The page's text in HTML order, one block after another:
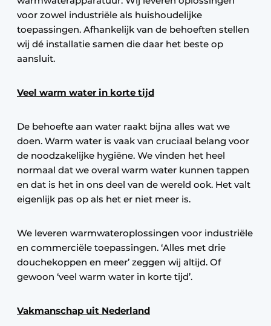
voor zowel industriële als huishoudelijke
toepassingen. Afhankelijk van de behoeften stellen
wij dé installatie samen die daar het beste op
aansluit.
Veel warm water in korte tijd
De behoefte aan water raakt bijna alles wat we
doen. Warm water is vaak van cruciaal belang voor
de noodzakelijke hygiëne. We vinden het heel
normaal dat we overal warm water kunnen tappen
en dat is het in ons deel van de wereld ook. Het valt
eigenlijk pas op als het er niet meer is.
We leveren warmwateroplossingen voor industriële
en commerciële toepassingen. ‘Alles met drie
douchekoppen en meer’ zeggen wij altijd. Of
gewoon ‘veel warm water in korte tijd’.
Vakmanschap uit Nederland